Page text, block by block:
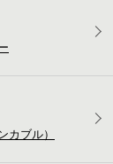
ブル）